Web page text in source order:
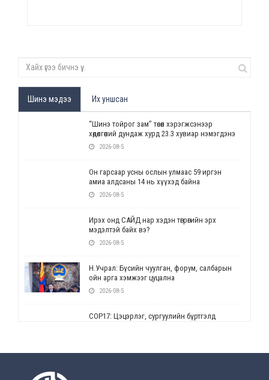
Шинэ мэдээ Их уншсан
“Шинэ тойрог зам” төсөл хэрэгжсэнээр
хөдөлгөөний дундаж хурд 23.3 хувиар нэмэгдэнэ
2026-08-5
Он гарсаар усны ослын улмаас 59 иргэн
амиа алдсаны 14 нь хүүхэд байна
2026-08-5
Ирэх онд САЙД нар хэдэн төгрөгийн эрх
мэдэлтэй байх вэ?
2026-08-5
Н.Учрал: Бүсийн чуулган, форум, салбарын
ойн арга хэмжээг цуцална
2026-08-5
СОР17: Цэцэрлэг, сургуулийн бүртгэлд